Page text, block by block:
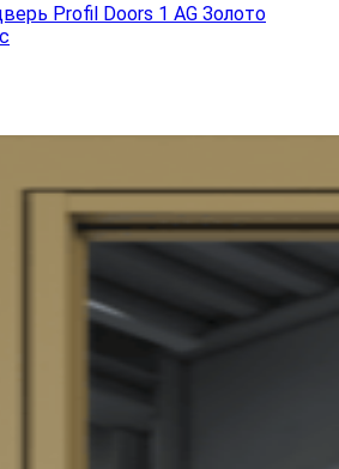
Profil Doors 1 AG Золото